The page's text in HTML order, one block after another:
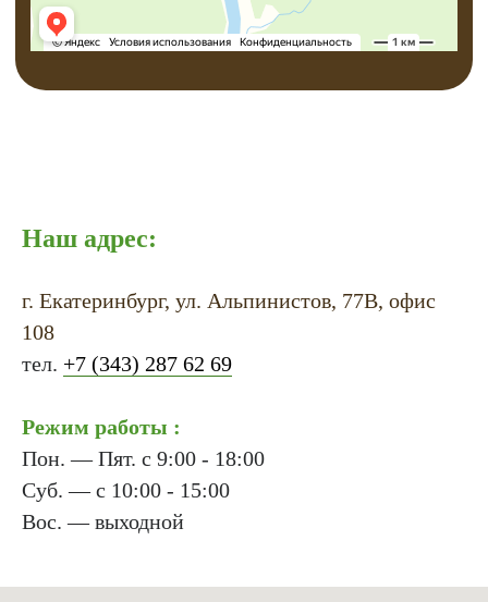
Наш адрес:
г. Екатеринбург, ул. Альпинистов, 77В, офис
108
тел. +7 (343) 287 62 69
Режим работы :
Пон. — Пят. с 9:00 - 18:00
Суб. — с 10:00 - 15:00
Вос. — выходной